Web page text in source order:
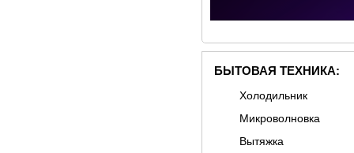
БЫТОВАЯ ТЕХНИКА:
Холодильник
Микроволновка
Вытяжка